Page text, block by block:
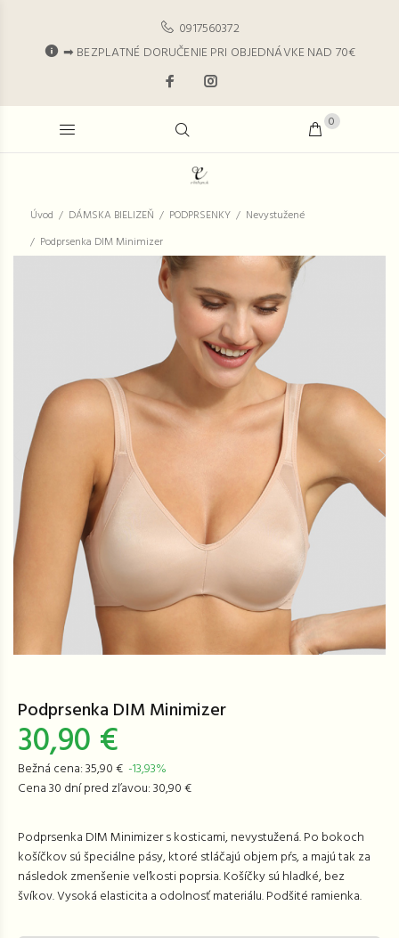
0917560372
➡ BEZPLATNÉ DORUČENIE PRI OBJEDNÁVKE NAD 70€
0
Úvod DÁMSKA BIELIZEŇ PODPRSENKY
Nevystužené
Podprsenka DIM Minimizer
Podprsenka DIM Minimizer
30,90 €
Bežná cena: 35,90 € -13,93%
Cena 30 dní pred zľavou: 30,90 €
Podprsenka DIM Minimizer s kosticami, nevystužená. Po bokoch
košíčkov sú špeciálne pásy, ktoré stláčajú objem pŕs, a majú tak za
následok zmenšenie veľkosti poprsia. Košíčky sú hladké, bez
švíkov. Vysoká elasticita a odolnosť materiálu. Podšité ramienka.